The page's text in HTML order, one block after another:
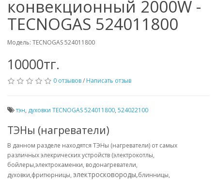
конвекционный 2000W -
TECNOGAS 524011800
Модель: TECNOGAS 524011800
10000тг.
0 отзывов/ Написать отзыв
тэн, духовки TECNOGAS 524011800, 524022100
ТЭНы (нагреватели)
В данном разделе находятся ТЭНы (нагреватели) от самых
различных элекрических устройств (электрокотлы,
бойлеры,электрокаменки, водонагреватели,
духовки,фритюрницы, электросковороды,блинницы,